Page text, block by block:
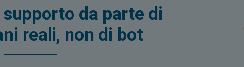
da parte di
reali, non di bot